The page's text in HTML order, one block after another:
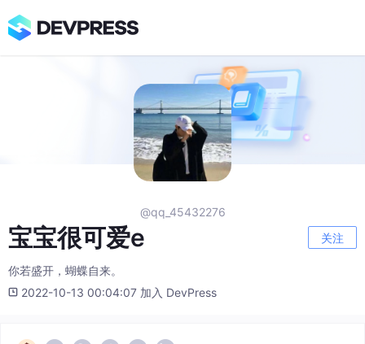
@qq_45432276
宝宝很可爱e 关注
你若盛开，蝴蝶自来。
2022-10-13 00:04:07 加入 DevPress